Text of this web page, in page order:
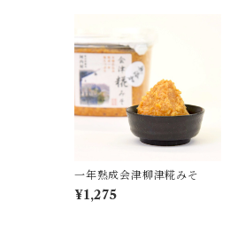
一年熟成会津柳津糀みそ
¥1,275